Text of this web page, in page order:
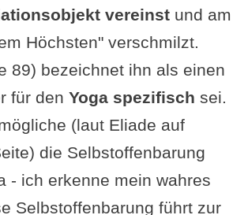
Samadhi
wir erleuchtet sein, um
Samadhi zu
des spirituellen Weges
ich den Übergang
zu Samprajnata
vereinstund am
Höchsten" verschmilzt.
89) bezeichnet ihn als einen
für den Yoga spezifisch sei.
(laut Eliade auf
die Selbstoffenbarung
- ich erkenne mein wahres
Selbstoffenbarung führt zur